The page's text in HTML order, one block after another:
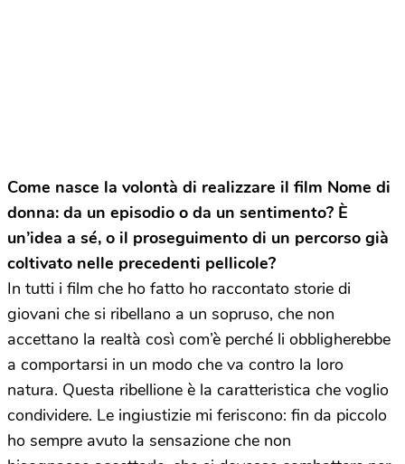
Come nasce la volontà di realizzare il film Nome di
donna: da un episodio o da un sentimento? È
un’idea a sé, o il proseguimento di un percorso già
coltivato nelle precedenti pellicole?
In tutti i film che ho fatto ho raccontato storie di
giovani che si ribellano a un sopruso, che non
accettano la realtà così com’è perché li obbligherebbe
a comportarsi in un modo che va contro la loro
natura. Questa ribellione è la caratteristica che voglio
condividere. Le ingiustizie mi feriscono: fin da piccolo
ho sempre avuto la sensazione che non